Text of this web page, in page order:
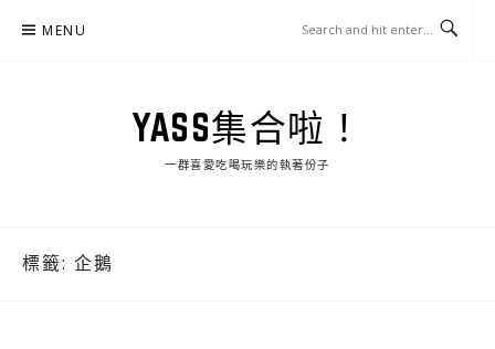
MENU
YASS集合啦！
一群喜愛吃喝玩樂的執著份子
標籤: 企鵝